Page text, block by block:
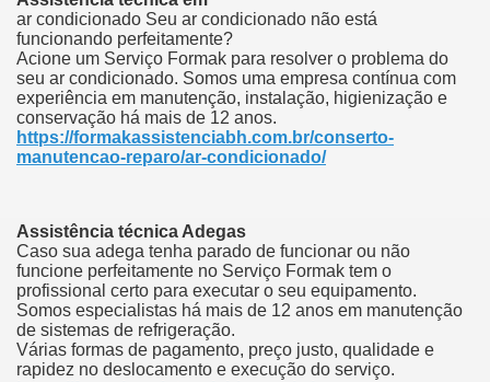
ar condicionado Seu ar condicionado não está
funcionando perfeitamente?
Acione um Serviço Formak para resolver o problema do
seu ar condicionado. Somos uma empresa contínua com
experiência em manutenção, instalação, higienização e
conservação há mais de 12 anos.
https://formakassistenciabh.com.br/conserto-
manutencao-reparo/ar-condicionado/
Assistência técnica Adegas
Caso sua adega tenha parado de funcionar ou não
funcione perfeitamente no Serviço Formak tem o
profissional certo para executar o seu equipamento.
Somos especialistas há mais de 12 anos em manutenção
de sistemas de refrigeração.
Várias formas de pagamento, preço justo, qualidade e
rapidez no deslocamento e execução do serviço.